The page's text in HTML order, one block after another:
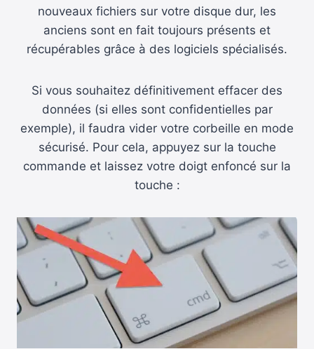
nouveaux fichiers sur votre disque dur, les
anciens sont en fait toujours présents et
récupérables grâce à des logiciels spécialisés.
Si vous souhaitez définitivement effacer des
données (si elles sont confidentielles par
exemple), il faudra vider votre corbeille en mode
sécurisé. Pour cela, appuyez sur la touche
commande et laissez votre doigt enfoncé sur la
touche :